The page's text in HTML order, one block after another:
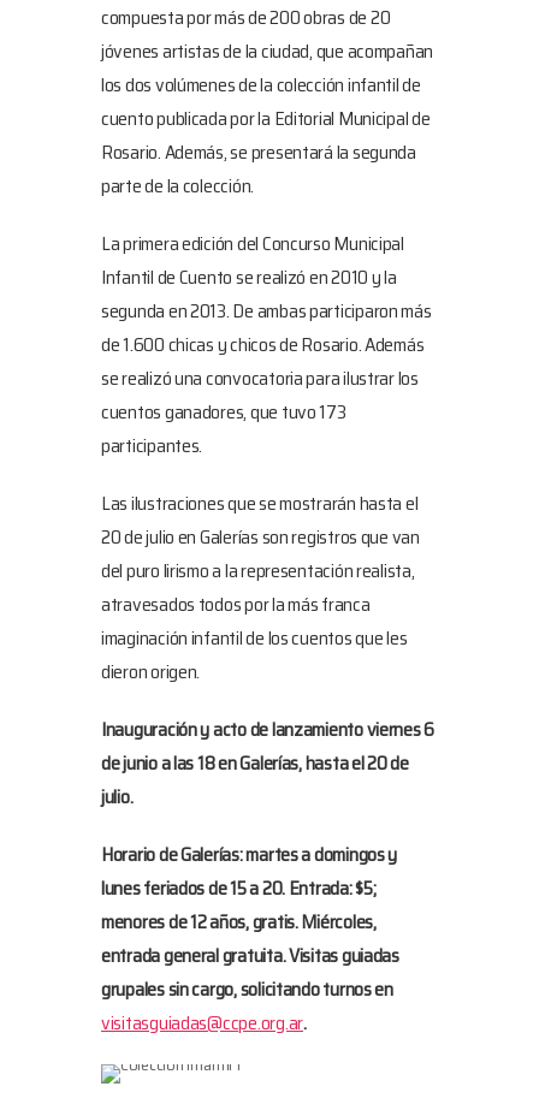
compuesta por más de 200 obras de 20
jóvenes artistas de la ciudad, que acompañan
los dos volúmenes de la colección infantil de
cuento publicada por la Editorial Municipal de
Rosario. Además, se presentará la segunda
parte de la colección.
La primera edición del Concurso Municipal
Infantil de Cuento se realizó en 2010 y la
segunda en 2013. De ambas participaron más
de 1.600 chicas y chicos de Rosario. Además
se realizó una convocatoria para ilustrar los
cuentos ganadores, que tuvo 173
participantes.
Las ilustraciones que se mostrarán hasta el
20 de julio en Galerías son registros que van
del puro lirismo a la representación realista,
atravesados todos por la más franca
imaginación infantil de los cuentos que les
dieron origen.
Inauguración y acto de lanzamiento viernes 6
de junio a las 18 en Galerías, hasta el 20 de
julio.
Horario de Galerías: martes a domingos y
lunes feriados de 15 a 20. Entrada: $5;
menores de 12 años, gratis. Miércoles,
entrada general gratuita. Visitas guiadas
grupales sin cargo, solicitando turnos en
visitasguiadas@ccpe.org.ar.